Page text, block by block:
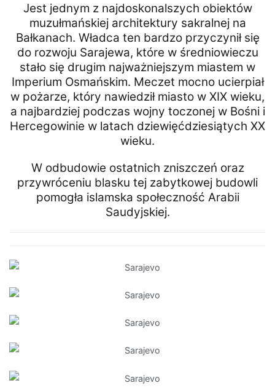
Jest jednym z najdoskonalszych obiektów
muzułmańskiej architektury sakralnej na
Bałkanach. Władca ten bardzo przyczynił się
do rozwoju Sarajewa, które w średniowieczu
stało się drugim najważniejszym miastem w
Imperium Osmańskim. Meczet mocno ucierpiał
w pożarze, który nawiedził miasto w XIX wieku,
a najbardziej podczas wojny toczonej w Bośni i
Hercegowinie w latach dziewięćdziesiątych XX
wieku.
W odbudowie ostatnich zniszczeń oraz
przywróceniu blasku tej zabytkowej budowli
pomogła islamska społeczność Arabii
Saudyjskiej.